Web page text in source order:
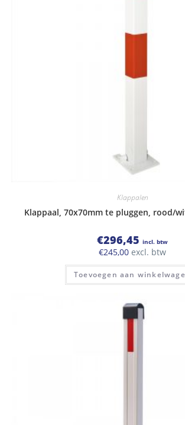
Klappalen
Klappaal, 70x70mm te pluggen, rood/
€296,45 incl. btw
€245,00 excl. btw
Toevoegen aan